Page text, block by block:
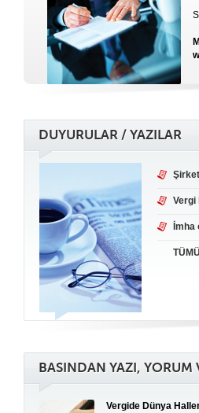
DUYURULAR / YAZILAR
Vergi
İmha
BASINDAN YAZI, YORUM
Vergide Dünya